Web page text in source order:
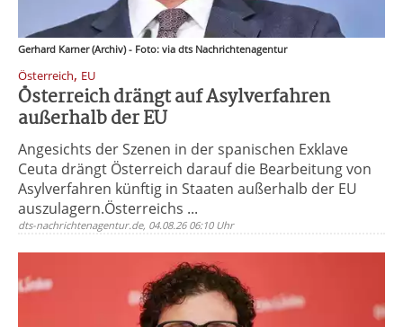
Gerhard Karner (Archiv) - Foto: via dts Nachrichtenagentur
Österreich, EU
Österreich drängt auf Asylverfahren
außerhalb der EU
Angesichts der Szenen in der spanischen Exklave
Ceuta drängt Österreich darauf die Bearbeitung von
Asylverfahren künftig in Staaten außerhalb der EU
auszulagern.Österreichs ...
dts-nachrichtenagentur.de, 04.08.26 06:10 Uhr